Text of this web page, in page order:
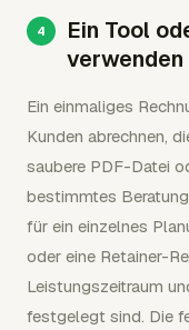
Ein Tool
verwenden
Ein einmaliges
Kunden abrechnen,
saubere PDF-Datei
bestimmtes
für ein einzelnes
oder eine Retainer-
Leistungszeitraum
festgelegt sind. Die